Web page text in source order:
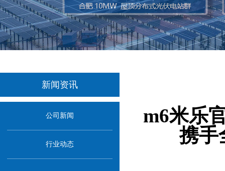
新闻资讯
公司新闻
行业动态
m6米乐
携手